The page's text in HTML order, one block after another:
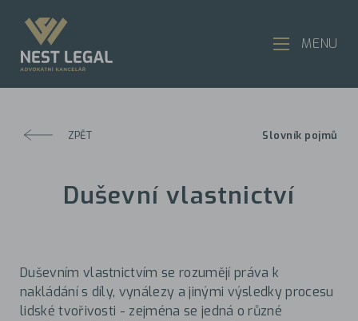
ZPĚT Slovník pojmů
Duševní vlastnictví
Duševním vlastnictvím se rozumějí práva k
nakládání s díly, vynálezy a jinými výsledky procesu
lidské tvořivosti - zejména se jedná o různé
MENU